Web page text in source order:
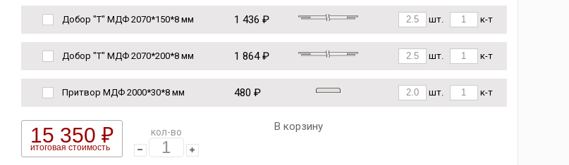
Добор "Т" МДФ 2070*150*8 мм 1 436 ₽ шт. к-т
Добор "Т" МДФ 2070*200*8 мм 1 864 ₽ шт. к-т
Притвор МДФ 2000*30*8 мм 480 ₽ шт. к-т
15 350 ₽
итоговая стоимость
кол-во В корзину